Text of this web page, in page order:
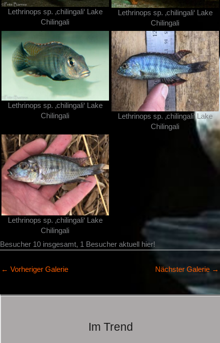
Lethrinops sp. ‚chilingali‘ Lake
Chilingali
Lethrinops sp. ‚chilingali‘ Lake
Chilingali
Lethrinops sp. ‚chilingali‘ Lake
Chilingali
Lethrinops sp. ‚chilingali‘ Lake
Chilingali
Lethrinops sp. ‚chilingali‘ Lake
Chilingali
Besucher 10 insgesamt, 1 Besucher aktuell hier!
← Vorheriger Galerie Nächster Galerie →
Im Trend